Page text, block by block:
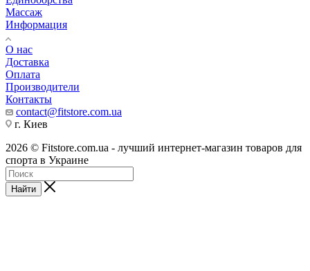
Массаж
Информация
О нас
Доставка
Оплата
Производители
Контакты
contact@fitstore.com.ua
г. Киев
2026 © Fitstore.com.ua - лучший интернет-магазин товаров для
спорта в Украине
Найти